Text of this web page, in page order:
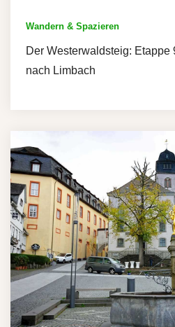
Wandern & Spazieren
Der Westerwaldsteig: Etappe
nach Limbach